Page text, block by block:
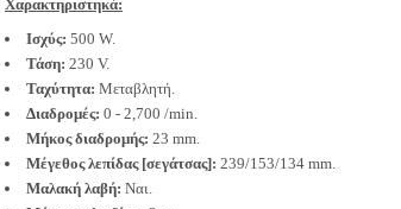
Χαρακτηριστηκά:
Ισχύς: 500 W.
Τάση: 230 V.
Ταχύτητα: Μεταβλητή.
Διαδρομές: 0 - 2,700 /min.
Μήκος διαδρομής: 23 mm.
Μέγεθος λεπίδας [σεγάτσας]: 239/153/134 mm.
Μαλακή λαβή: Ναι.